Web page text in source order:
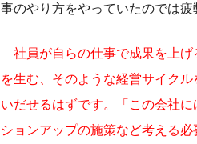
事のやり方をやっていたのでは疲
社員が自らの仕事で成果を上
を生む、そのような経営サイク
いだせるはずです。「この会社
ションアップの施策など考える必